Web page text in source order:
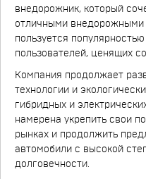
внедорожник, который
отличными внедорожными
пользуется
пользователей, ценящих
Компания продолжает
технологии и
гибридных и
намерена укрепить свои
рынках и продолжить
автомобили с высокой
долговечности.